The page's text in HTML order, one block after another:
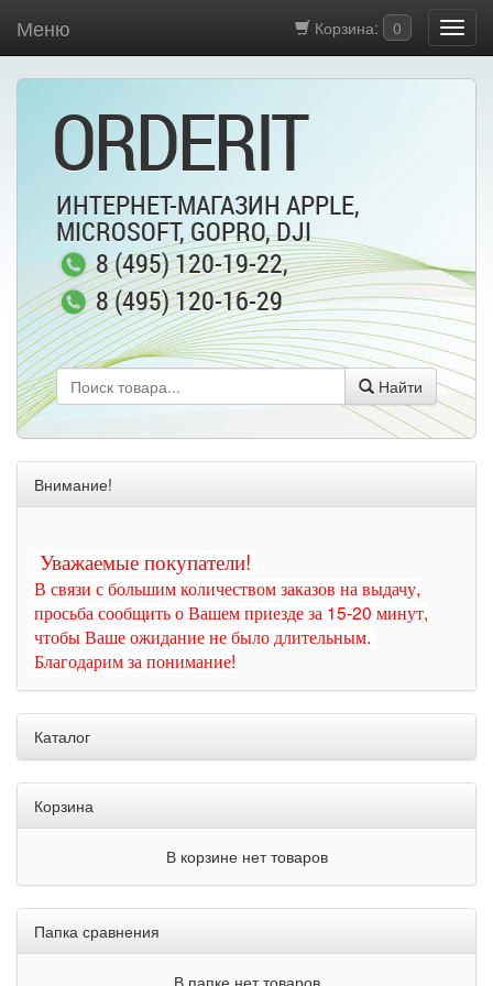
Корзина: 0
Меню
ORDERIT
ИНТЕРНЕТ-МАГАЗИН APPLE,
MICROSOFT, GOPRO, DJI
8 (495) 120-19-22,
8 (495) 120-16-29
Найти
Внимание!
Уважаемые покупатели!
В связи с большим количеством заказов на выдачу,
просьба сообщить о Вашем приезде за 15-20 минут,
чтобы Ваше ожидание не было длительным.
Благодарим за понимание!
Каталог
Корзина
В корзине нет товаров
Папка сравнения
В папке нет товаров